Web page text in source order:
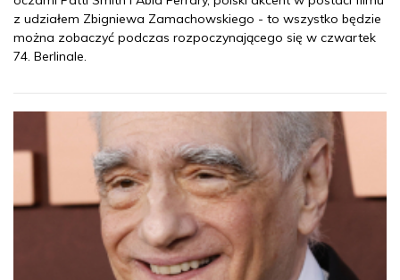
z udziałem Zbigniewa Zamachowskiego - to wszystko będzie
można zobaczyć podczas rozpoczynającego się w czwartek
74. Berlinale.